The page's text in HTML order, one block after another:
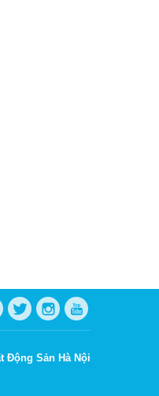
Động Sản Hà Nội